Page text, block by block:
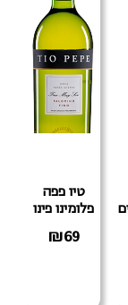
טיו פפה
פלומינו פינו
₪69